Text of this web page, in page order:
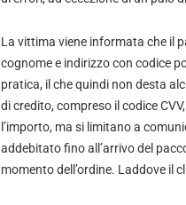
La vittima viene informata che il
cognome e indirizzo con codice
pratica, il che quindi non desta
di credito, compreso il codice
l’importo, ma si limitano a
addebitato fino all’arrivo del
momento dell’ordine. Laddove il